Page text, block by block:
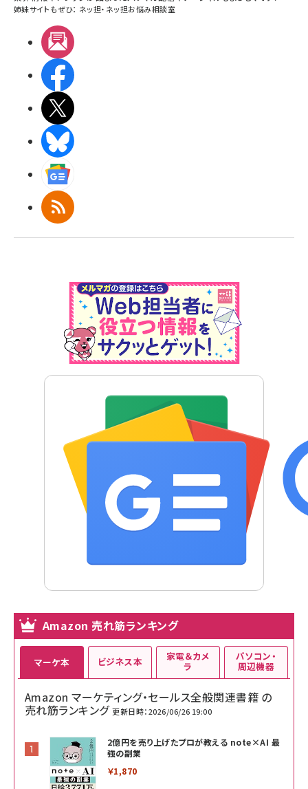
姉妹サイトもぜひ： ネッ担・ ネッ担お悩み相談室
RSS
Amazon 売れ筋ランキング
マーケ本
Amazon マーケティング・セールス全般関連書籍 の
売れ筋ランキング 更新日時：2026/06/26 19:00
2億円を売り上げたプロが教える note×AI 最
強の副業
￥1,870
ビジネス本 家電＆カメ
ラ
パソコン・
周辺機器